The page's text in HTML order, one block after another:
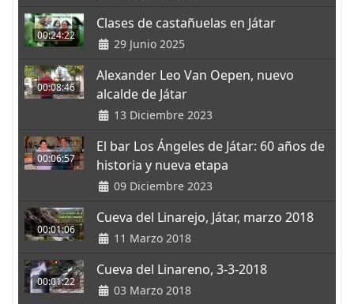
00:24:22
Clases de castañuelas en Játar
29 Junio 2025
00:08:46
Alexander Leo Van Oepen, nuevo
alcalde de Játar
13 Diciembre 2023
00:06:57
El bar Los Ángeles de Játar: 60 años de
historia y nueva etapa
09 Diciembre 2023
00:01:06
Cueva del Linarejo, Játar, marzo 2018
11 Marzo 2018
00:01:22
Cueva del Linareno, 3-3-2018
03 Marzo 2018